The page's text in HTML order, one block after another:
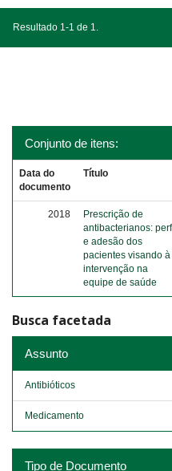
Resultado 1-1 de 1.
Conjunto de itens:
Data do
documento
Título
2018
Prescrição de
antibacterianos:
e adesão dos
pacientes visando à
intervenção na
equipe de saúde
Busca facetada
Assunto
Antibióticos
Medicamento
Tipo de Documento